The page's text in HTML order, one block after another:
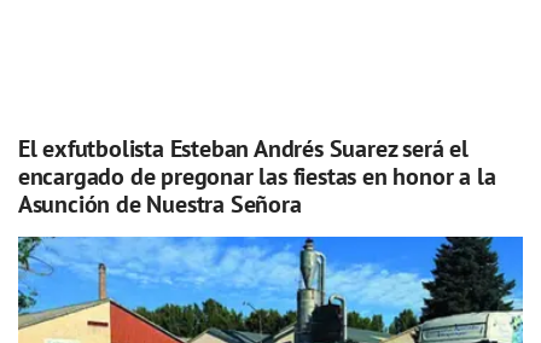
El exfutbolista Esteban Andrés Suarez será el
encargado de pregonar las fiestas en honor a la
Asunción de Nuestra Señora